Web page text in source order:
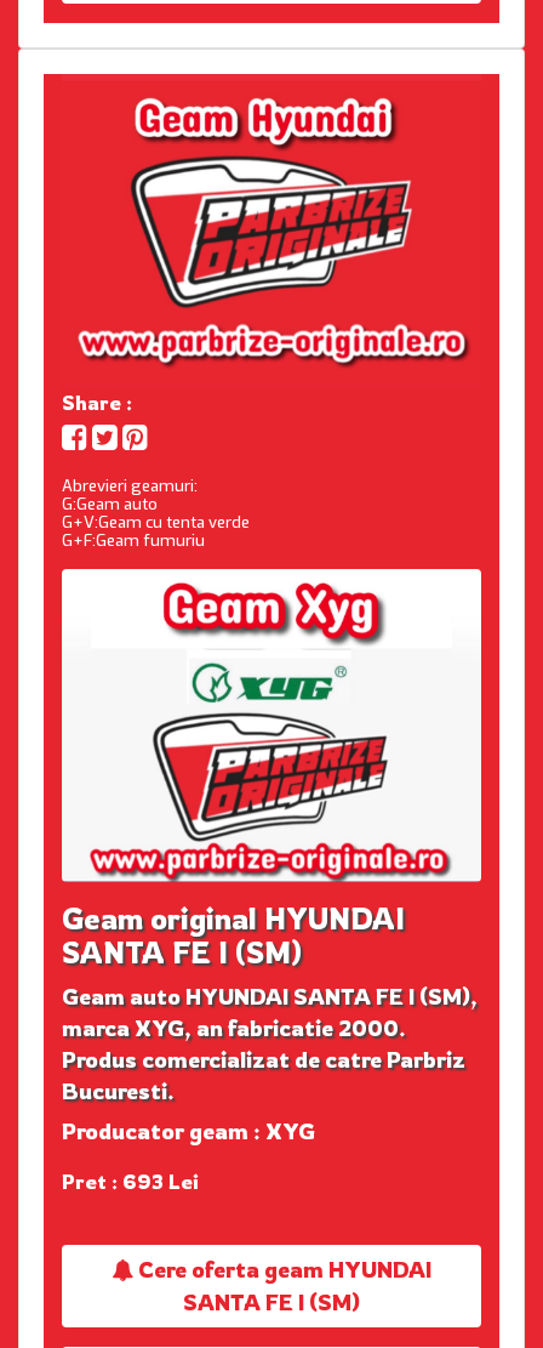
Share :
Abrevieri geamuri:
G:Geam auto
G+V:Geam cu tenta verde
G+F:Geam fumuriu
Geam original HYUNDAI
SANTA FE I (SM)
Geam auto HYUNDAI SANTA FE I (SM),
marca XYG, an fabricatie 2000.
Produs comercializat de catre Parbriz
Bucuresti.
Producator geam : XYG
Pret : 693 Lei
Cere oferta geam HYUNDAI
SANTA FE I (SM)